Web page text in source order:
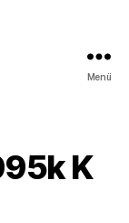
Menü
K